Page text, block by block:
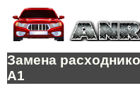
Замена
A1